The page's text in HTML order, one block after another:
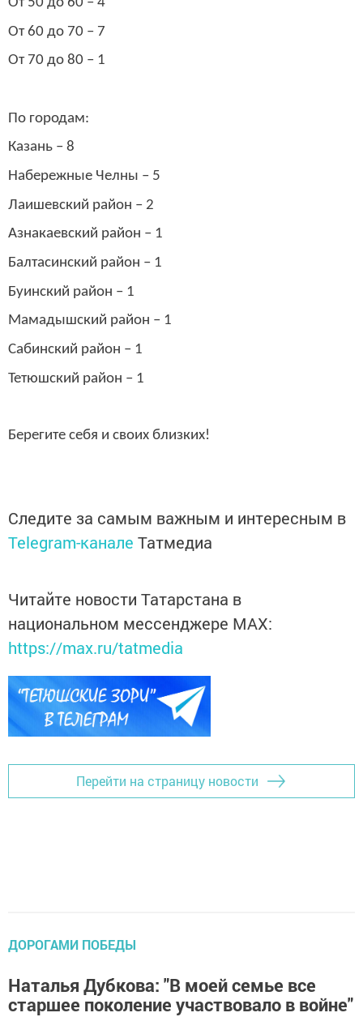
От 60 до 70 – 7
От 70 до 80 – 1
По городам:
Казань – 8
Набережные Челны – 5
Лаишевский район – 2
Азнакаевский район – 1
Балтасинский район – 1
Буинский район – 1
Мамадышский район – 1
Сабинский район – 1
Тетюшский район – 1
Берегите себя и своих близких!
Следите за самым важным и интересным в
Telegram-канале Татмедиа
Читайте новости Татарстана в
национальном мессенджере MАХ:
https://max.ru/tatmedia
Перейти на страницу новости
ДОРОГАМИ ПОБЕДЫ
Наталья Дубкова: "В моей семье все
старшее поколение участвовало в войне"